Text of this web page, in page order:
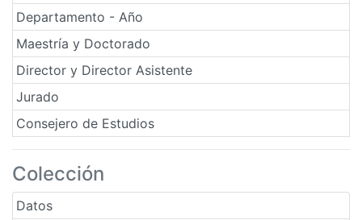
Departamento - Año
Maestría y Doctorado
Director y Director Asistente
Jurado
Consejero de Estudios
Colección
Datos